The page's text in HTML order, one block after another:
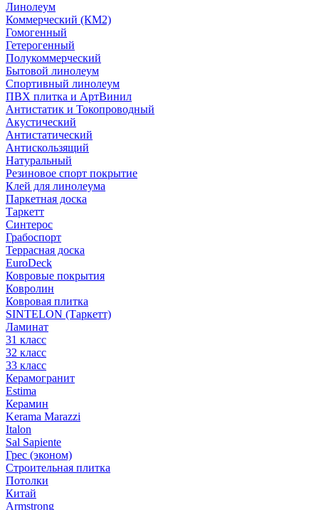
Линолеум
Коммерческий (КМ2)
Гомогенный
Гетерогенный
Полукоммерческий
Бытовой линолеум
Спортивный линолеум
ПВХ плитка и АртВинил
Антистатик и Токопроводный
Акустический
Антистатический
Антискользящий
Натуральный
Резиновое спорт покрытие
Клей для линолеума
Паркетная доска
Таркетт
Синтерос
Грабоспорт
Террасная доска
EuroDeck
Ковровые покрытия
Ковролин
Ковровая плитка
SINTELON (Таркетт)
Ламинат
31 класс
32 класс
33 класс
Керамогранит
Estima
Керамин
Kerama Marazzi
Italon
Sal Sapiente
Грес (эконом)
Строительная плитка
Потолки
Китай
Armstrong